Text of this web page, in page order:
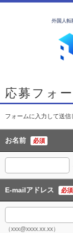
外国人転
応募フォ
フォームに入力して送信
お名前 必須
E-mailアドレス 必須
（xxx@xxxx.xx.xx）